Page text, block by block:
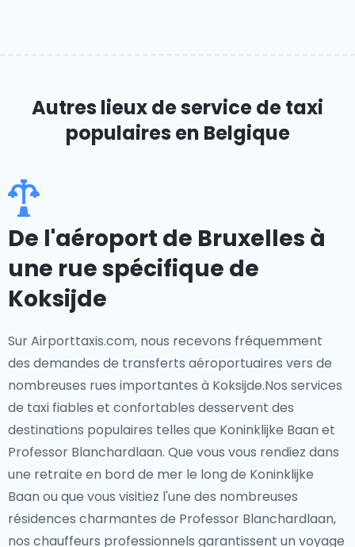
Autres lieux de service de taxi
populaires en Belgique
De l'aéroport de Bruxelles à
une rue spécifique de
Koksijde
Sur Airporttaxis.com, nous recevons fréquemment
des demandes de transferts aéroportuaires vers de
nombreuses rues importantes à Koksijde.Nos services
de taxi fiables et confortables desservent des
destinations populaires telles que Koninklijke Baan et
Professor Blanchardlaan. Que vous vous rendiez dans
une retraite en bord de mer le long de Koninklijke
Baan ou que vous visitiez l'une des nombreuses
résidences charmantes de Professor Blanchardlaan,
nos chauffeurs professionnels garantissent un voyage